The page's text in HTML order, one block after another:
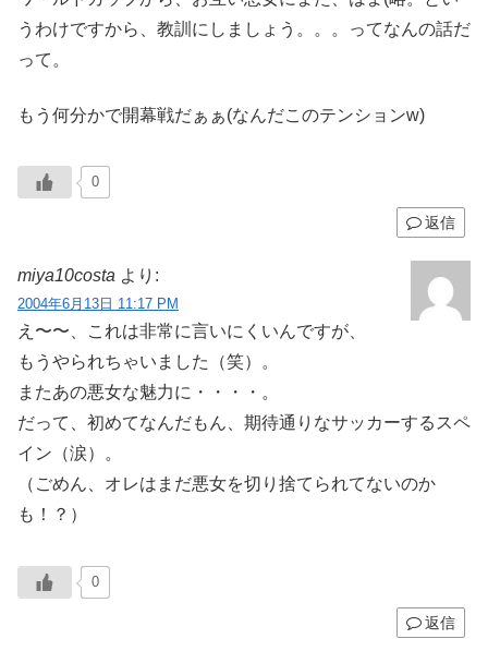
うわけですから、教訓にしましょう。。。ってなんの話だ
って。
もう何分かで開幕戦だぁぁ(なんだこのテンションw)
0
返信
miya10costa より:
2004年6月13日 11:17 PM
え〜〜、これは非常に言いにくいんですが、
もうやられちゃいました（笑）。
またあの悪女な魅力に・・・・。
だって、初めてなんだもん、期待通りなサッカーするスペ
イン（涙）。
（ごめん、オレはまだ悪女を切り捨てられてないのか
も！？）
0
返信